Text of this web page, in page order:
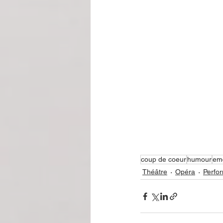
coup de coeurhumour
Théâtre
Opéra